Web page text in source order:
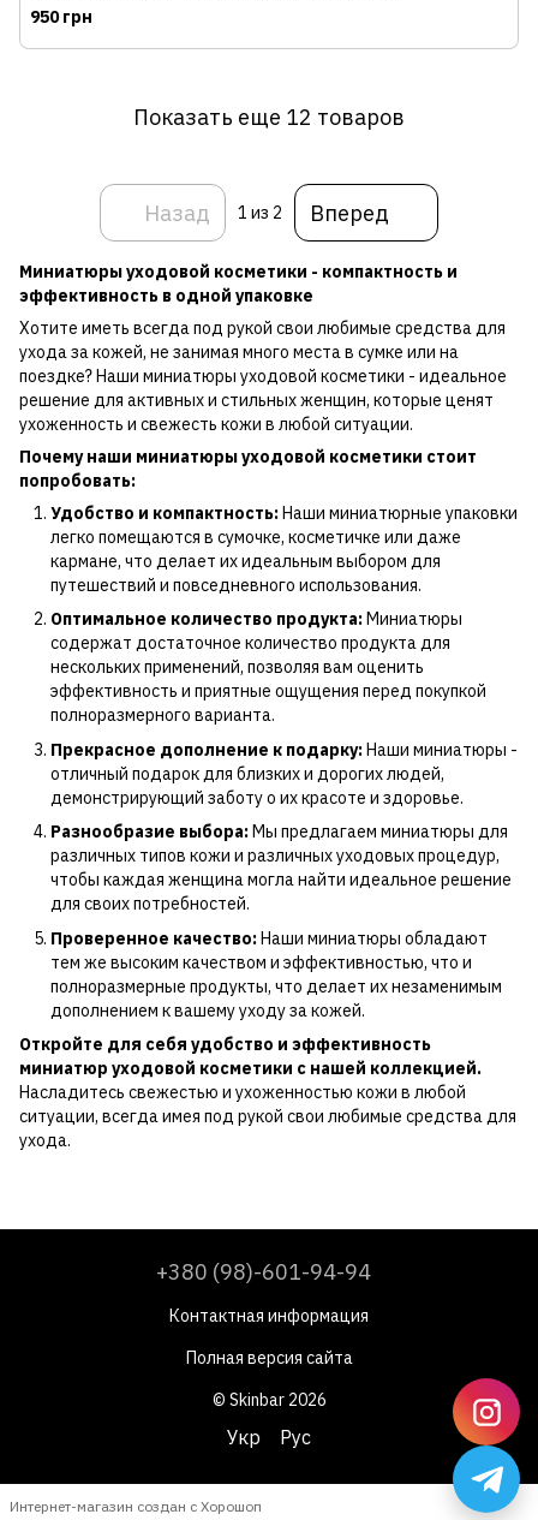
950 грн
Миниатюры уходовой косметики - компактность и
эффективность в одной упаковке
Хотите иметь всегда под рукой свои любимые средства для
ухода за кожей, не занимая много места в сумке или на
поездке? Наши миниатюры уходовой косметики - идеальное
решение для активных и стильных женщин, которые ценят
ухоженность и свежесть кожи в любой ситуации.
Почему наши миниатюры уходовой косметики стоит
попробовать:
Удобство и компактность:Наши миниатюрные упаковки
легко помещаются в сумочке, косметичке или даже
кармане, что делает их идеальным выбором для
путешествий и повседневного использования.
Оптимальное количество продукта: Миниатюры
содержат достаточное количество продукта для
нескольких применений, позволяя вам оценить
эффективность и приятные ощущения перед покупкой
полноразмерного варианта.
Прекрасное дополнение к подарку:Наши миниатюры -
отличный подарок для близких и дорогих людей,
демонстрирующий заботу о их красоте и здоровье.
Разнообразие выбора:Мы предлагаем миниатюры для
различных типов кожи и различных уходовых процедур,
чтобы каждая женщина могла найти идеальное решение
для своих потребностей.
Проверенное качество:Наши миниатюры обладают
тем же высоким качеством и эффективностью, что и
полноразмерные продукты, что делает их незаменимым
дополнением к вашему уходу за кожей.
Откройте для себя удобство и эффективность
миниатюр уходовой косметики с нашей коллекцией.
Насладитесь свежестью и ухоженностью кожи в любой
ситуации, всегда имея под рукой свои любимые средства для
ухода.
Показать еще 12 товаров
Назад 1 из 2 Вперед
+380 (98)-601-94-94
Контактная информация
Полная версия сайта
© Skinbar 2026
Укр Рус
Интернет-магазин создан с Хорошоп